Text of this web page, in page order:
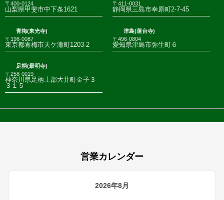
〒400-0124
山梨県甲斐市中下条1621
〒411-0031
静岡県三島市幸原町2-7-45
青梅(東光寺)
〒198-0087
東京都青梅市天ケ瀬町1203-2
津島(蓮台寺)
〒496-0804
愛知県津島市弥生町６
足柄(最明寺)
〒258-0019
神奈川県足柄上郡大井町金子３
３１５
営業カレンダー
2026年8月